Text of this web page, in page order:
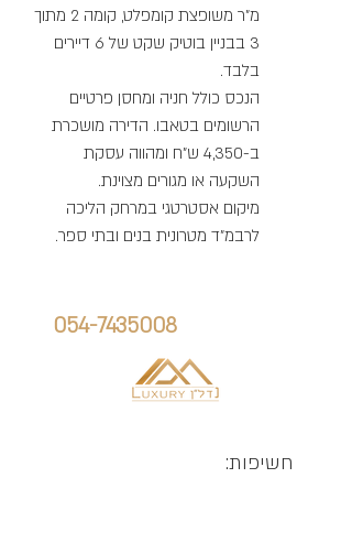
מ"ר משופצת קומפלט, קומה 2 מתוך
3 בבניין בוטיק שקט של 6 דיירים
בלבד.
הנכס כולל חניה ומחסן פרטיים
הרשומים בטאבו. הדירה מושכרת
ב-4,350 ש"ח ומהווה עסקת
השקעה או מגורים מצוינת.
מיקום אסטרטגי במרחק הליכה
לרבמ"ד מטרונית בנים ובתי ספר.
054-7435008
חשיפות: